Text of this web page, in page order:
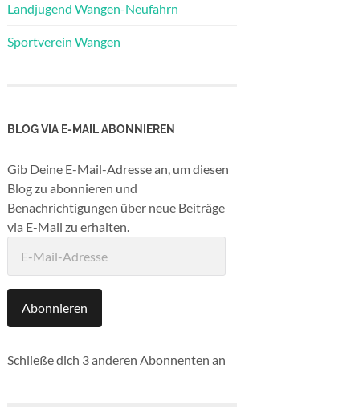
Landjugend Wangen-Neufahrn
Sportverein Wangen
BLOG VIA E-MAIL ABONNIEREN
Gib Deine E-Mail-Adresse an, um diesen
Blog zu abonnieren und
Benachrichtigungen über neue Beiträge
via E-Mail zu erhalten.
Mail-
Abonnieren
Schließe dich 3 anderen Abonnenten an